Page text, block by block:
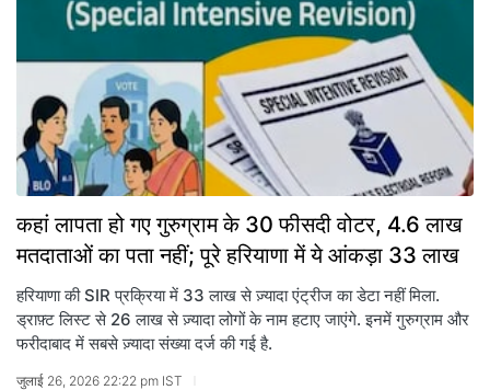
कहां लापता हो गए गुरुग्राम के 30 फीसदी वोटर, 4.6 लाख
मतदाताओं का पता नहीं; पूरे हरियाणा में ये आंकड़ा 33 लाख
हरियाणा की SIR प्रक्रिया में 33 लाख से ज़्यादा एंट्रीज का डेटा नहीं मिला.
ड्राफ़्ट लिस्ट से 26 लाख से ज़्यादा लोगों के नाम हटाए जाएंगे. इनमें गुरुग्राम और
फरीदाबाद में सबसे ज़्यादा संख्या दर्ज की गई है.
जुलाई 26, 2026 22:22 pm IST